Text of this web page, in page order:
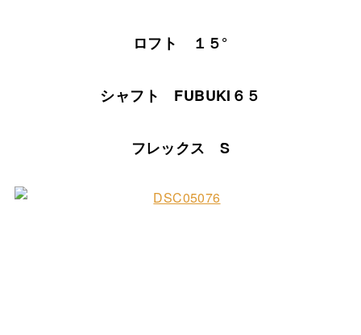
ロフト １５°
シャフト FUBUKI６５
フレックス S